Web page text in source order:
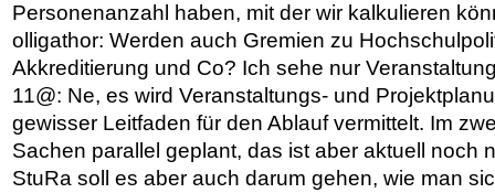
Personenanzahl haben, mit der wir kalkulieren
olligathor: Werden auch Gremien zu
Akkreditierung und Co? Ich sehe nur
11@: Ne, es wird Veranstaltungs- und
gewisser Leitfaden für den Ablauf vermittelt. Im
Sachen parallel geplant, das ist aber aktuell noch
StuRa soll es aber auch darum gehen, wie man